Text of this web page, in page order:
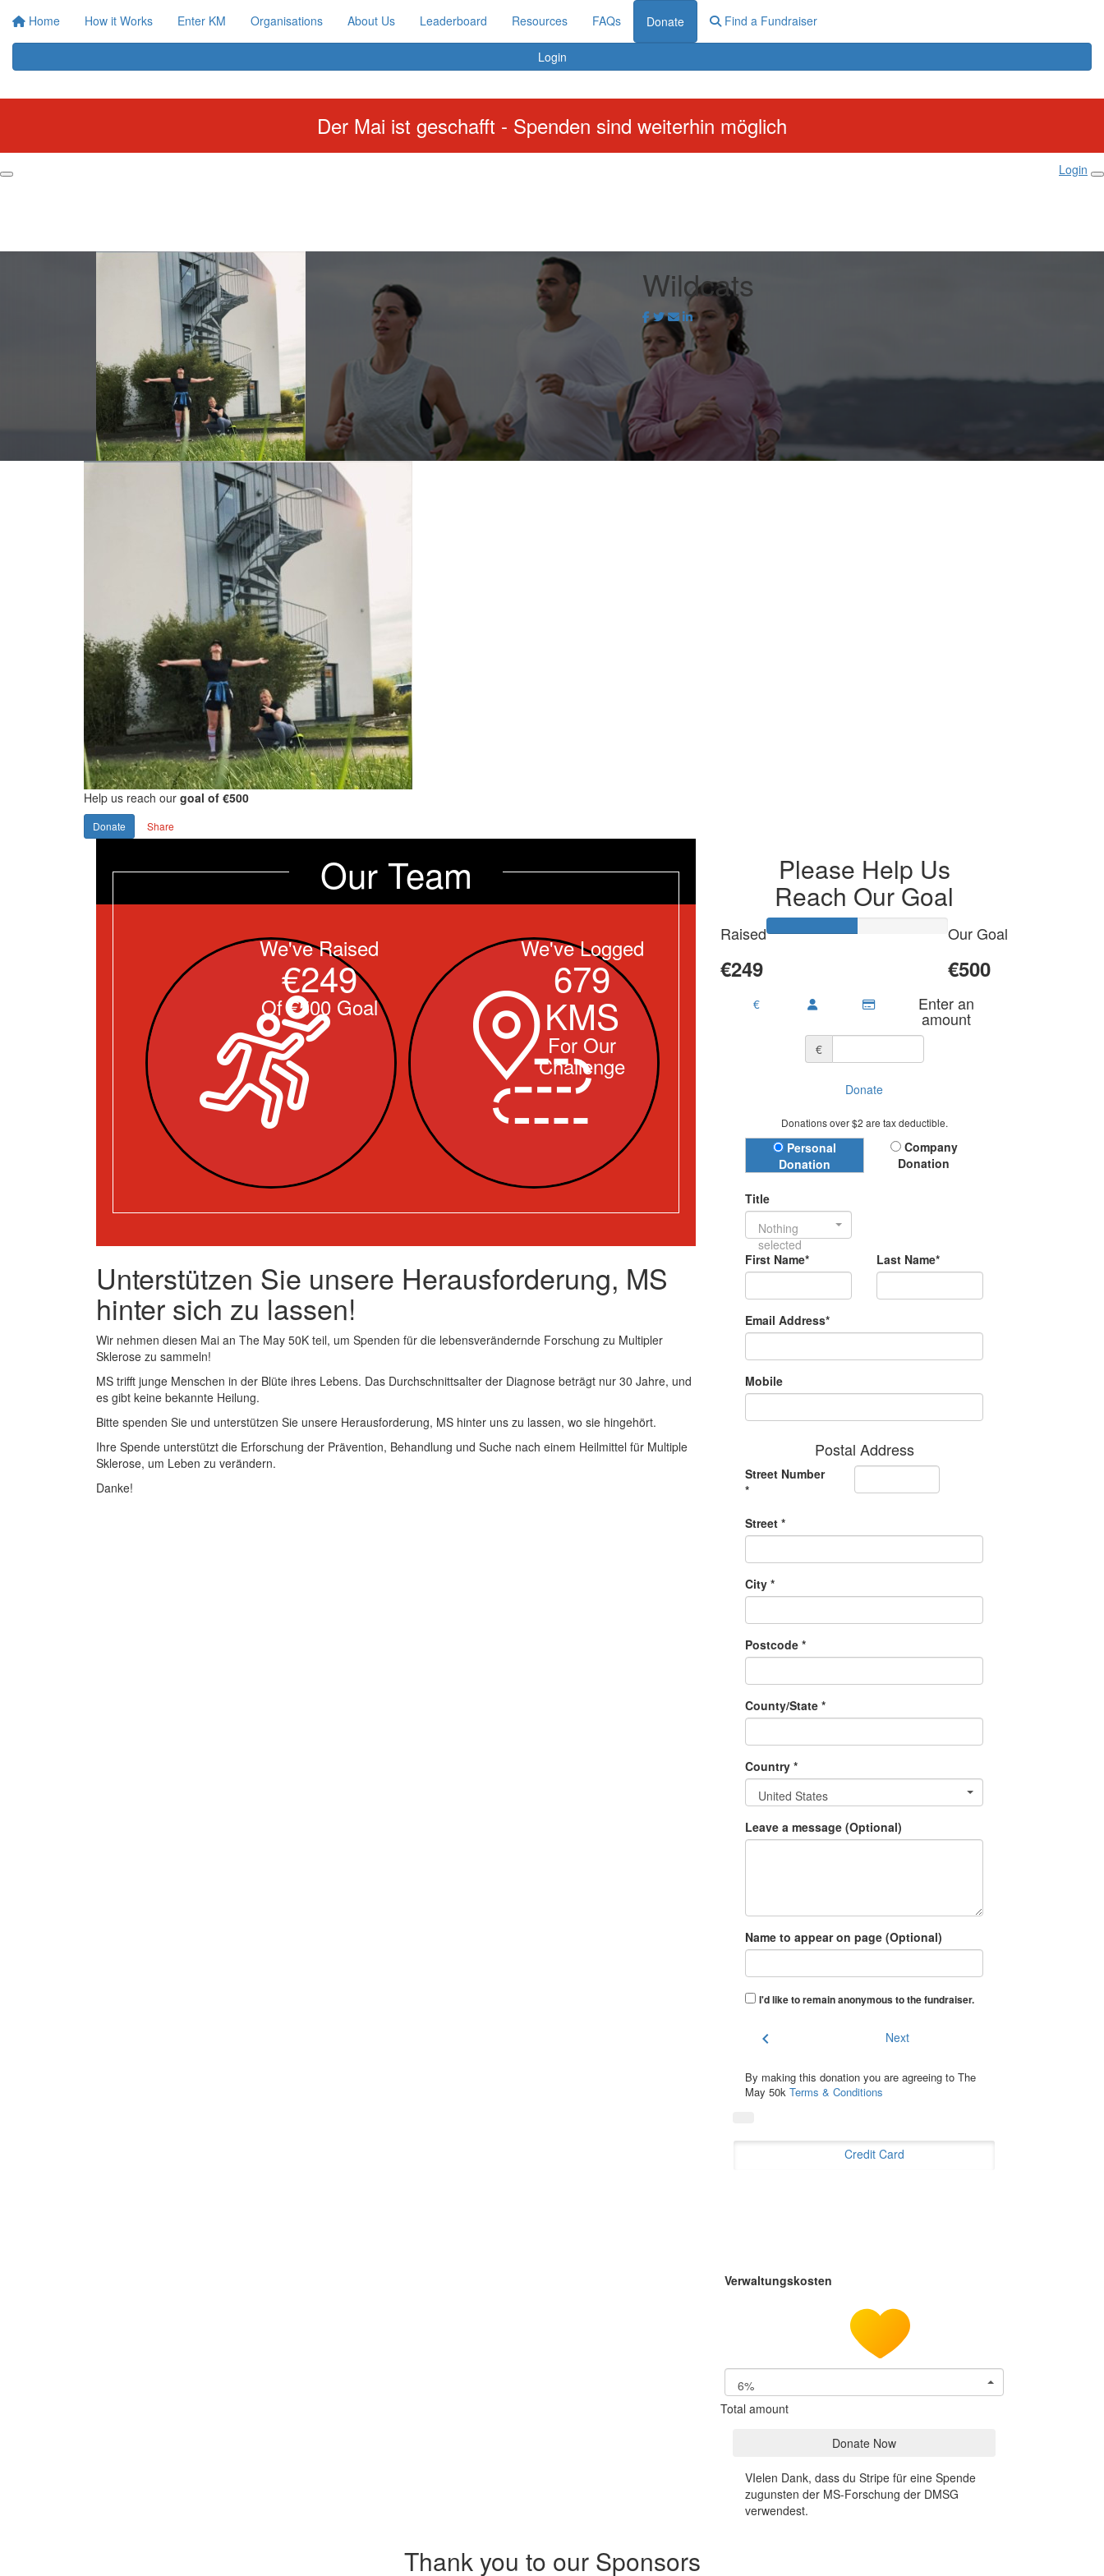
Home How it Works Enter KM Organisations About Us Leaderboard Resources FAQs Donate Find a Fundraiser
Login
Der Mai ist geschafft - Spenden sind weiterhin möglich
Login
Wildcats
Help us reach our goal of €500
Donate Share
Please Help Us
Reach Our Goal
Raised
€249
Our Goal
€500
€ Enter an
amount
€
Donate
Donations over $2 are tax deductible.
Donation Type
Personal
Donation
Company
Donation
Title
Nothing
selected
First Name*
Last Name*
Email Address*
Mobile
Postal Address
Street Number
*
Street *
City *
Postcode *
County/State *
Country *
United States
Leave a message (Optional)
Name to appear on page (Optional)
I'd like to remain anonymous to the fundraiser.
chevron_left Next
By making this donation you are agreeing to The
May 50k Terms & Conditions
Credit Card
Verwaltungskosten
6%
Total amount
Donate Now
VIelen Dank, dass du Stripe für eine Spende
zugunsten der MS-Forschung der DMSG
verwendest.
Our Team
We've Raised
€249
Of €500 Goal
We've Logged
679
KMS
For Our
Challenge
Unterstützen Sie unsere Herausforderung, MS
hinter sich zu lassen!
Wir nehmen diesen Mai an The May 50K teil, um Spenden für die lebensverändernde Forschung zu Multipler
Sklerose zu sammeln!
MS trifft junge Menschen in der Blüte ihres Lebens. Das Durchschnittsalter der Diagnose beträgt nur 30 Jahre, und
es gibt keine bekannte Heilung.
Bitte spenden Sie und unterstützen Sie unsere Herausforderung, MS hinter uns zu lassen, wo sie hingehört.
Ihre Spende unterstützt die Erforschung der Prävention, Behandlung und Suche nach einem Heilmittel für Multiple
Sklerose, um Leben zu verändern.
Danke!
Thank you to our Sponsors